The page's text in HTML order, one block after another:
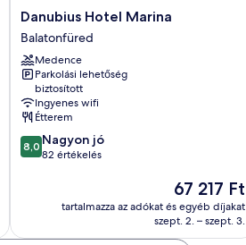
Danubius
Hotel
Marina
Balatonfüred
Danubius Hotel Marina
Balatonfüred
Medence
Parkolási lehetőség
biztosított
Ingyenes wifi
Étterem
8.0
ennyiből:
értékelés
8,0 Nagyon jó
82 értékelés
Az
ár
67 217 Ft
67 217 Ft
tartalmazza az adókat és egyéb díjakat
szept. 2. – szept. 3.